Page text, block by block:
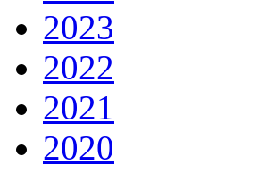
2023
2022
2021
2020